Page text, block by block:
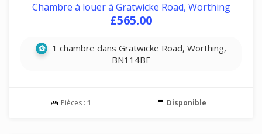
Chambre à louer à Gratwicke Road, Worthing
£565.00
1 chambre dans Gratwicke Road, Worthing,
BN114BE
Pièces : 1 Disponible